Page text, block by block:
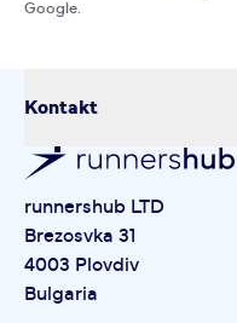
Google.
Kontakt
runnershub LTD
Brezosvka 31
4003 Plovdiv
Bulgaria